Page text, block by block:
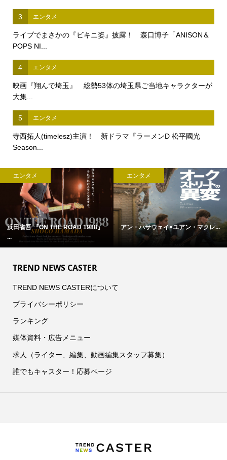
3 エンタメ
ライブでまさかの『ビキニ姿』披露！ 森口博子「ANISON＆
POPS NI...
4 エンタメ
映画『翔んで埼玉』 総勢53体の埼玉県ご当地キャラクターが
大集...
5 エンタメ
寺西拓人(timelesz)主演！ 新ドラマ『ラーメンD 松平國光
Season...
エンタメ
浜田省吾 『ON THE ROAD 1988』
...
エンタメ
アン・ハサウェイ×ユアン・マクレ...
TREND NEWS CASTER
TREND NEWS CASTERについて
プライバシーポリシー
ランキング
媒体資料・広告メニュー
求人（ライター、編集、動画編集スタッフ募集）
誰でもキャスター！応募ページ